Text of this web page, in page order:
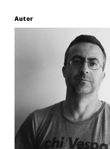
Autor